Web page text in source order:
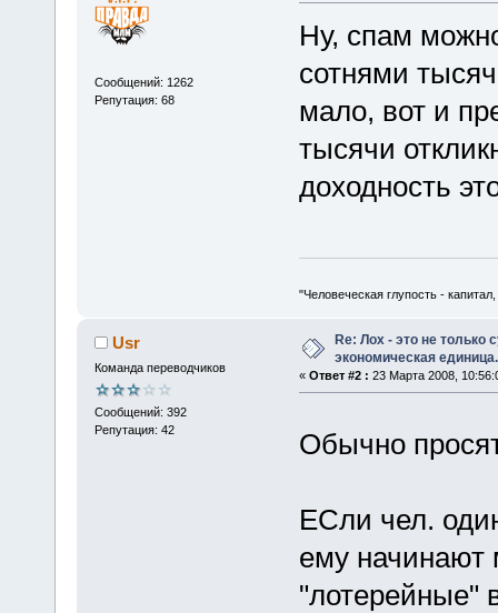
Сообщений: 1262
Репутация: 68
Ну, спам
сотнями
мало, вот и
тысячи
доходность
"Человеческая глупость -
Usr
Команда переводчиков
Сообщений: 392
Репутация: 42
Re: Лох - это не только
экономическая единица.
« Ответ #2 : 23 Марта 2008,
Обычно
ЕСли чел.
ему начинают
"лотерейные"